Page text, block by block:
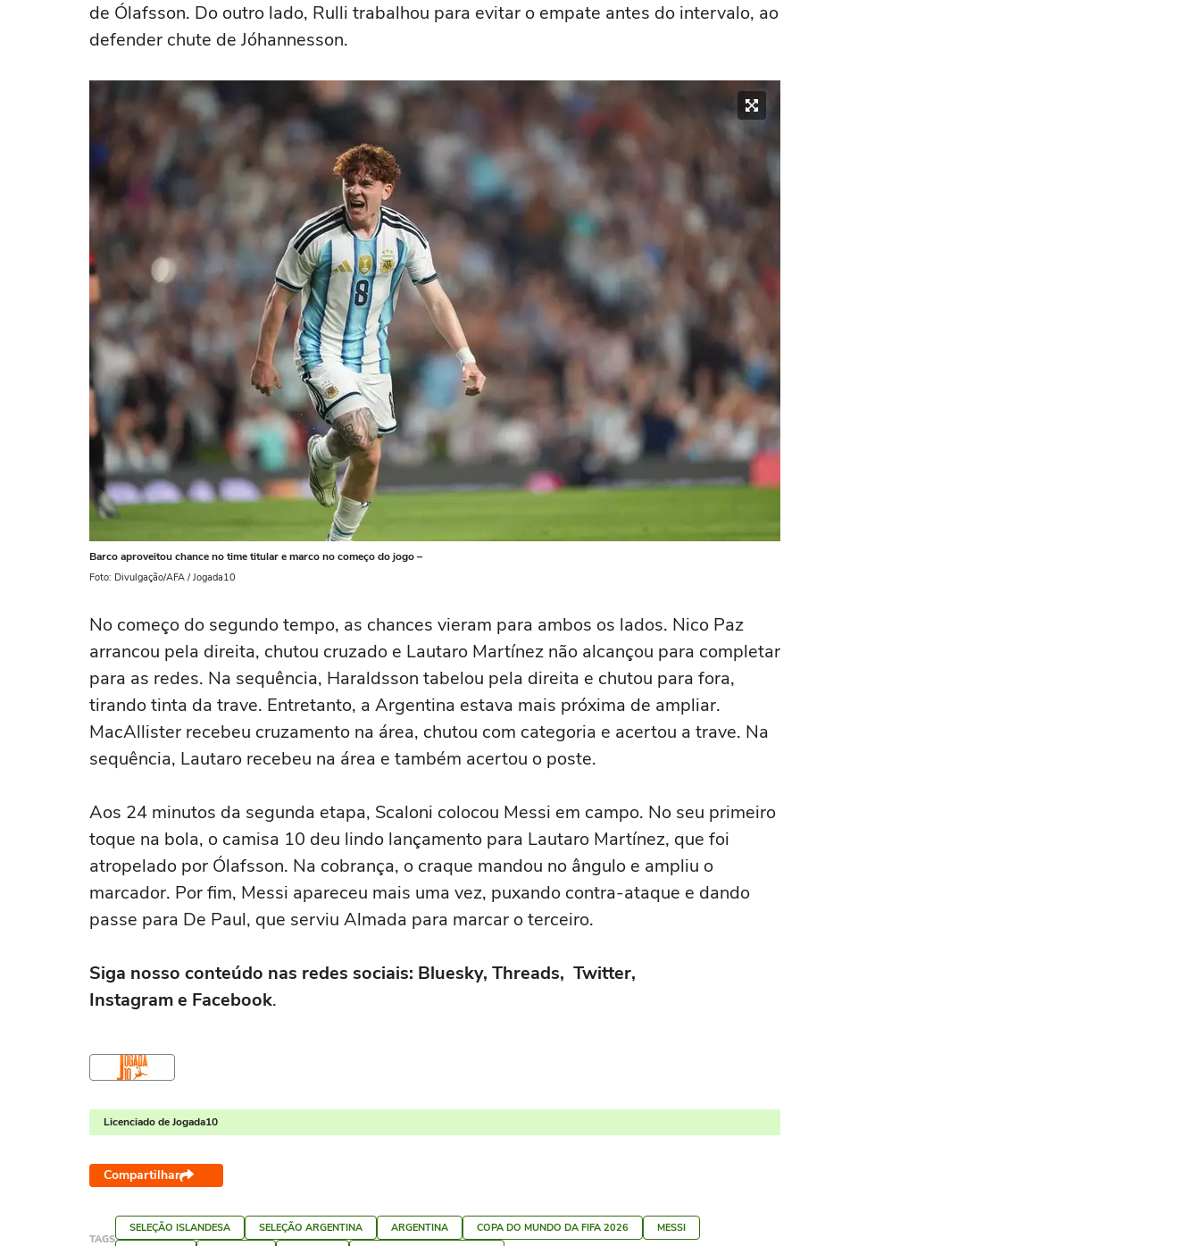
de Ólafsson. Do outro lado, Rulli trabalhou para evitar o empate antes do intervalo, ao
defender chute de Jóhannesson.
Barco aproveitou chance no time titular e marco no começo do jogo –
Foto: Divulgação/AFA / Jogada10
No começo do segundo tempo, as chances vieram para ambos os lados. Nico Paz
arrancou pela direita, chutou cruzado e Lautaro Martínez não alcançou para completar
para as redes. Na sequência, Haraldsson tabelou pela direita e chutou para fora,
tirando tinta da trave. Entretanto, a Argentina estava mais próxima de ampliar.
MacAllister recebeu cruzamento na área, chutou com categoria e acertou a trave. Na
sequência, Lautaro recebeu na área e também acertou o poste.
Aos 24 minutos da segunda etapa, Scaloni colocou Messi em campo. No seu primeiro
toque na bola, o camisa 10 deu lindo lançamento para Lautaro Martínez, que foi
atropelado por Ólafsson. Na cobrança, o craque mandou no ângulo e ampliu o
marcador. Por fim, Messi apareceu mais uma vez, puxando contra-ataque e dando
passe para De Paul, que serviu Almada para marcar o terceiro.
Siga nosso conteúdo nas redes sociais: Bluesky, Threads, Twitter,
Instagram e Facebook.
Licenciado de Jogada10
Compartilhar
TAGS
SELEÇÃO ISLANDESA SELEÇÃO ARGENTINA ARGENTINA COPA DO MUNDO DA FIFA 2026
MESSI